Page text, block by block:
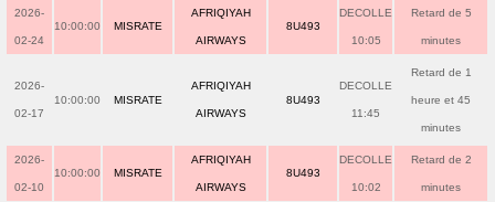
2026-
02-24
10:00:00 MISRATE
AFRIQIYAH
AIRWAYS
8U493
DECOLLE
10:05
Retard de 5
minutes
2026-
02-17
10:00:00 MISRATE
AFRIQIYAH
AIRWAYS
8U493
DECOLLE
11:45
Retard de 1
heure et 45
minutes
2026-
02-10
10:00:00 MISRATE
AFRIQIYAH
AIRWAYS
8U493
DECOLLE
10:02
Retard de 2
minutes